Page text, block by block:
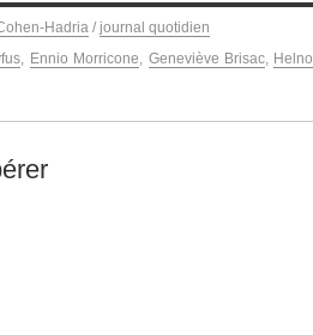
Hadria / journal quotidien
, Ennio Morricone, Geneviève Brisac, Helno